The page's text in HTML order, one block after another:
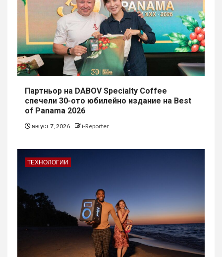
Партньор на DABOV Specialty Coffee
спечели 30-ото юбилейно издание на Best
of Panama 2026
август 7, 2026 i-Reporter
ТЕХНОЛОГИИ